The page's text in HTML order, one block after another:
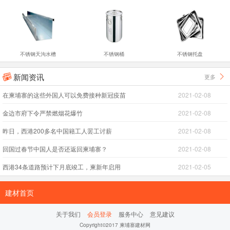
不锈钢天沟水槽 不锈钢桶 不锈钢托盘
 新闻资讯 更多 
在柬埔寨的这些外国人可以免费接种新冠疫苗 2021-02-08
金边市府下令严禁燃烟花爆竹 2021-02-08
昨日，西港200多名中国籍工人罢工讨薪 2021-02-08
回国过春节中国人是否还返回柬埔寨？ 2021-02-08
西港34条道路预计下月底竣工，柬新年启用 2021-02-05
建材首页
关于我们 会员登录 服务中心 意见建议
Copyright©2017 柬埔寨建材网